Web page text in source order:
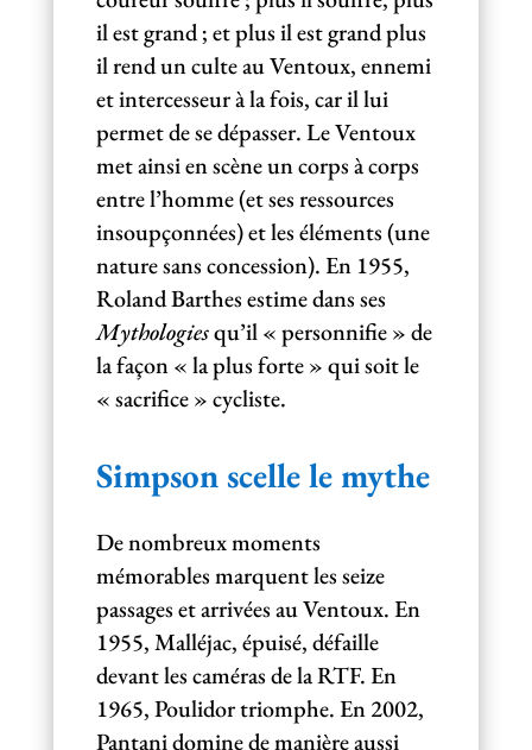
il est grand ; et plus il est grand plus
il rend un culte au Ventoux, ennemi
et intercesseur à la fois, car il lui
permet de se dépasser. Le Ventoux
met ainsi en scène un corps à corps
entre l’homme (et ses ressources
insoupçonnées) et les éléments (une
nature sans concession). En 1955,
Roland Barthes estime dans ses
Mythologiesqu’il « personnifie » de
la façon « la plus forte » qui soit le
« sacrifice » cycliste.
Simpson scelle le mythe
De nombreux moments
mémorables marquent les seize
passages et arrivées au Ventoux. En
1955, Malléjac, épuisé, défaille
devant les caméras de la RTF. En
1965, Poulidor triomphe. En 2002,
Pantani domine de manière aussi